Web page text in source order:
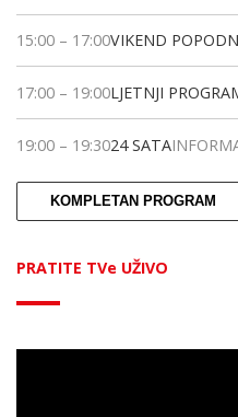
15:00 – 17:00VIKEND
17:00 – 19:00LJETNJI
19:00 – 19:3024 SATA
KOMPLETAN PROGRAM
PRATITE TVe UŽIVO